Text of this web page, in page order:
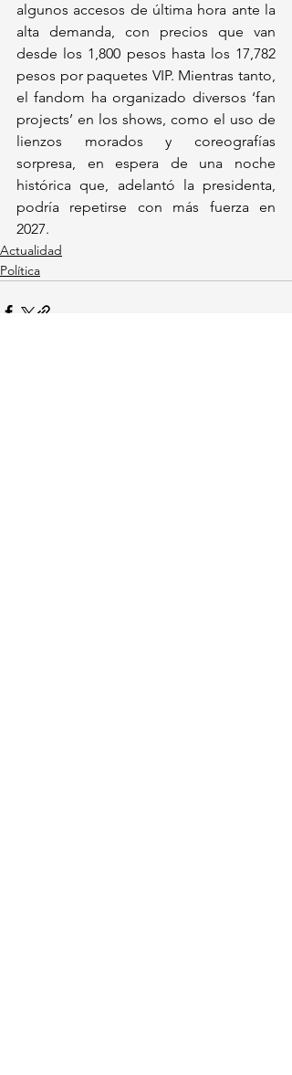
algunos accesos de última hora ante la
alta demanda, con precios que van
desde los 1,800 pesos hasta los 17,782
pesos por paquetes VIP. Mientras tanto,
el fandom ha organizado diversos ‘fan
projects’ en los shows, como el uso de
lienzos morados y coreografías
sorpresa, en espera de una noche
histórica que, adelantó la presidenta,
podría repetirse con más fuerza en
2027.
Actualidad
Política